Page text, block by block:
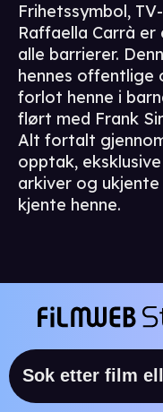
Frihetssymbol,
Raffaella Carrà
alle barrierer.
hennes offentlige
forlot henne i
flørt med Frank
Alt fortalt
opptak,
arkiver og
kjente henne.